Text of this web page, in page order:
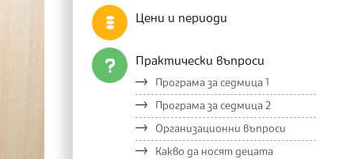
Цени и периоди
Практически въпроси
Програма за седмица 1
Програма за седмица 2
Организационни въпроси
Какво да носят децата